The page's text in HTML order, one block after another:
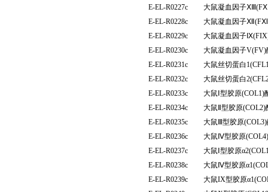
E-EL-R0227c
大鼠凝血因子
E-EL-R0228c
大鼠凝血因子
E-EL-R0229c
大鼠凝血因子
E-EL-R0230c
大鼠凝血因子
E-EL-R0231c
大鼠丝切蛋白
E-EL-R0232c
大鼠丝切蛋白
E-EL-R0233c
大鼠Ⅰ型胶原
E-EL-R0234c
大鼠Ⅱ型胶原
E-EL-R0235c
大鼠Ⅲ型胶原
E-EL-R0236c
大鼠Ⅳ型胶原
E-EL-R0237c
大鼠Ⅰ型胶原
E-EL-R0238c
大鼠Ⅳ型胶原
E-EL-R0239c
大鼠IX型胶原